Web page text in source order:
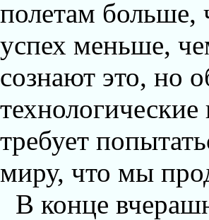
полетам больше,
успех меньше,
сознают это, но
требует
миру, что мы
В конце